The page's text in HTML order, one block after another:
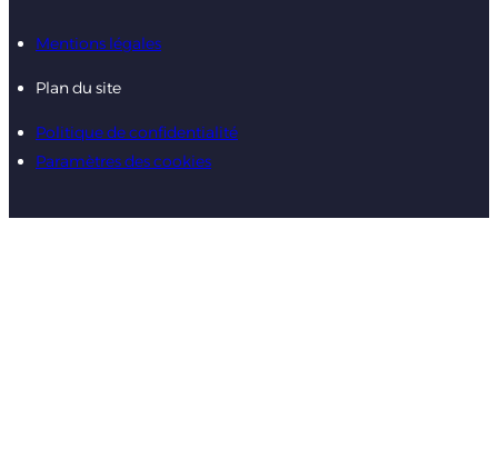
Mentions légales
Plan du site
Politique de confidentialité
Paramètres des cookies